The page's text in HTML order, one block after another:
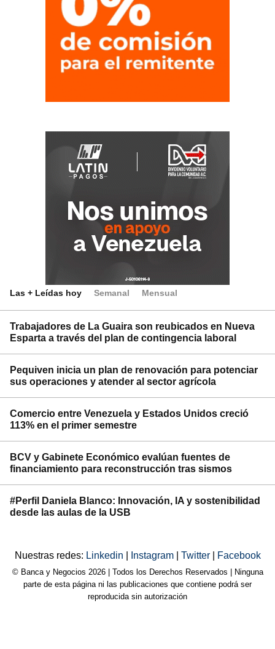
Las + Leídas hoy Semanal Mensual
Trabajadores de La Guaira son reubicados en Nueva
Esparta a través del plan de contingencia laboral
Pequiven inicia un plan de renovación para potenciar
sus operaciones y atender al sector agrícola
Comercio entre Venezuela y Estados Unidos creció
113% en el primer semestre
BCV y Gabinete Económico evalúan fuentes de
financiamiento para reconstrucción tras sismos
#Perfil Daniela Blanco: Innovación, IA y sostenibilidad
desde las aulas de la USB
Nuestras redes: Linkedin Instagram Twitter Facebook
© Banca y Negocios 2026 | Todos los Derechos Reservados | Ninguna
parte de esta página ni las publicaciones que contiene podrá ser
reproducida sin autorización